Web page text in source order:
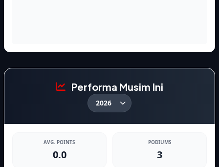
Performa Musim Ini
AVG. POINTS
0.0
PODIUMS
3